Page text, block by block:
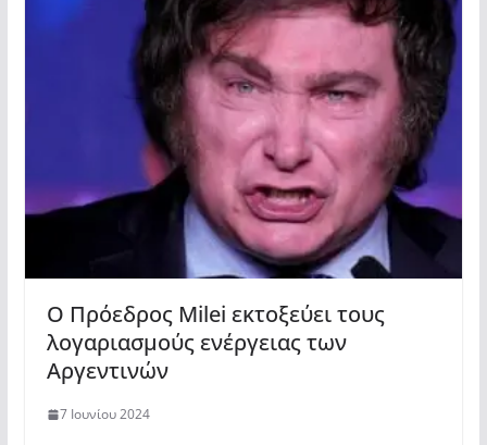
Ο Πρόεδρος Milei εκτοξεύει τους
λογαριασμούς ενέργειας των
Αργεντινών
7 Ιουνίου 2024